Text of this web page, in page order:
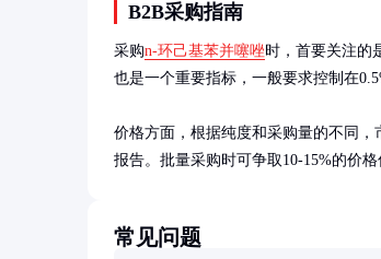
B2B采购指南
采购n-环己基苯并噻唑时，首要关注的
也是一个重要指标，一般要求控制在
价格方面，根据纯度和采购量的不同
报告。批量采购时可争取10-15%的价
常见问题